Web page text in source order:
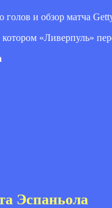
«Ливерпуль»
Эспаньола